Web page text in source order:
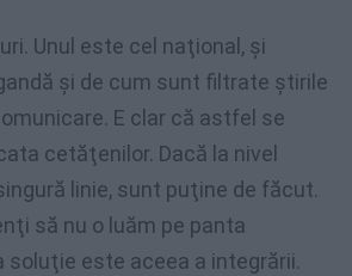
Unul este cel naţional, şi
şi de cum sunt filtrate ştirile
E clar că astfel se
cetăţenilor. Dacă la nivel
linie, sunt puţine de făcut.
să nu o luăm pe panta
soluţie este aceea a integrării.